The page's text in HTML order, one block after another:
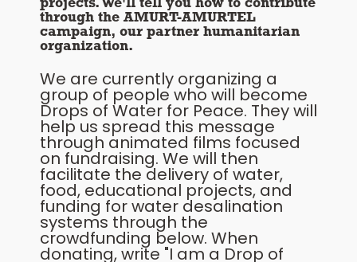
projects. We'll tell you how to contribute
through the AMURT-AMURTEL
campaign, our partner humanitarian
organization.
We are currently organizing a
group of people who will become
Drops of Water for Peace. They will
help us spread this message
through animated films focused
on fundraising. We will then
facilitate the delivery of water,
food, educational projects, and
funding for water desalination
systems through the
crowdfunding below. When
donating, write "I am a Drop of